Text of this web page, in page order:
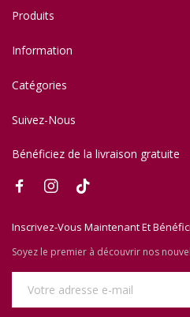
Produits
Information
Catégories
Suivez-Nous
Bénéficiez de la livraison gratuite
Inscrivez-Vous Maintenant Et
Soyez le premier à découvrir nos